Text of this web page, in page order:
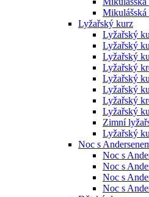
Mikulášská
Lyžařský kurz
Lyžařský
Lyžařský
Lyžařský
Lyžařský
Lyžařský
Lyžařský
Lyžařský
Lyžařský
Zimní
Lyžařský
Noc s
Noc s
Noc s
Noc s
Noc s